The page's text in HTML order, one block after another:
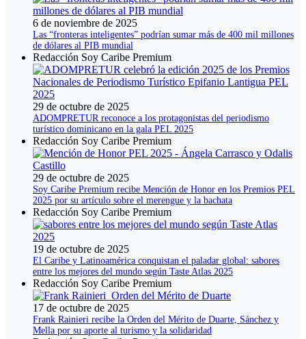
6 de noviembre de 2025
Las “fronteras inteligentes” podrían sumar más de 400 mil millones
de dólares al PIB mundial
Redacción Soy Caribe Premium
29 de octubre de 2025
ADOMPRETUR reconoce a los protagonistas del periodismo
turístico dominicano en la gala PEL 2025
Redacción Soy Caribe Premium
29 de octubre de 2025
Soy Caribe Premium recibe Mención de Honor en los Premios PEL
2025 por su artículo sobre el merengue y la bachata
Redacción Soy Caribe Premium
19 de octubre de 2025
El Caribe y Latinoamérica conquistan el paladar global: sabores
entre los mejores del mundo según Taste Atlas 2025
Redacción Soy Caribe Premium
17 de octubre de 2025
Frank Rainieri recibe la Orden del Mérito de Duarte, Sánchez y
Mella por su aporte al turismo y la solidaridad